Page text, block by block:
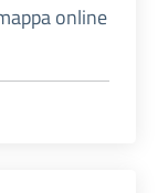
online